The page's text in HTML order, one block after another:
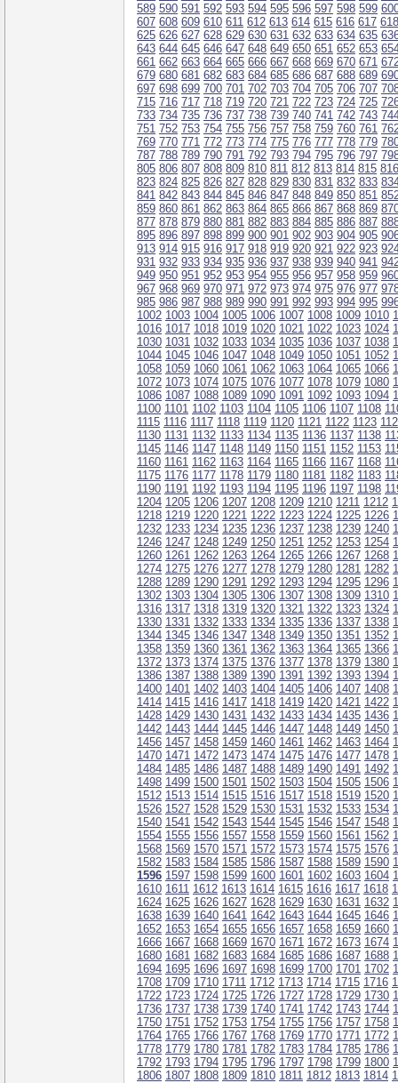
589 590 591 592 593 594 595 596 597 598 599
607 608 609 610 611 612 613 614 615 616 617 618
625 626 627 628 629 630 631 632 633 634 635
643 644 645 646 647 648 649 650 651 652 653
661 662 663 664 665 666 667 668 669 670 671
679 680 681 682 683 684 685 686 687 688 689
697 698 699 700 701 702 703 704 705 706 707
715 716 717 718 719 720 721 722 723 724 725
733 734 735 736 737 738 739 740 741 742 743
751 752 753 754 755 756 757 758 759 760 761
769 770 771 772 773 774 775 776 777 778 779
787 788 789 790 791 792 793 794 795 796 797
805 806 807 808 809 810 811 812 813 814 815 816
823 824 825 826 827 828 829 830 831 832 833
841 842 843 844 845 846 847 848 849 850 851
859 860 861 862 863 864 865 866 867 868 869
877 878 879 880 881 882 883 884 885 886 887
895 896 897 898 899 900 901 902 903 904 905
913 914 915 916 917 918 919 920 921 922 923
931 932 933 934 935 936 937 938 939 940 941
949 950 951 952 953 954 955 956 957 958 959
967 968 969 970 971 972 973 974 975 976 977
985 986 987 988 989 990 991 992 993 994 995
1002 1003 1004 1005 1006 1007 1008 1009 1010
1016 1017 1018 1019 1020 1021 1022 1023 1024
1030 1031 1032 1033 1034 1035 1036 1037 1038
1044 1045 1046 1047 1048 1049 1050 1051 1052
1058 1059 1060 1061 1062 1063 1064 1065 1066
1072 1073 1074 1075 1076 1077 1078 1079 1080
1086 1087 1088 1089 1090 1091 1092 1093 1094
1100 1101 1102 1103 1104 1105 1106 1107 1108
1115 1116 1117 1118 1119 1120 1121 1122 1123
1130 1131 1132 1133 1134 1135 1136 1137 1138
1145 1146 1147 1148 1149 1150 1151 1152 1153
1160 1161 1162 1163 1164 1165 1166 1167 1168
1175 1176 1177 1178 1179 1180 1181 1182 1183
1190 1191 1192 1193 1194 1195 1196 1197 1198
1204 1205 1206 1207 1208 1209 1210 1211 1212
1218 1219 1220 1221 1222 1223 1224 1225 1226
1232 1233 1234 1235 1236 1237 1238 1239 1240
1246 1247 1248 1249 1250 1251 1252 1253 1254
1260 1261 1262 1263 1264 1265 1266 1267 1268
1274 1275 1276 1277 1278 1279 1280 1281 1282
1288 1289 1290 1291 1292 1293 1294 1295 1296
1302 1303 1304 1305 1306 1307 1308 1309 1310
1316 1317 1318 1319 1320 1321 1322 1323 1324
1330 1331 1332 1333 1334 1335 1336 1337 1338
1344 1345 1346 1347 1348 1349 1350 1351 1352
1358 1359 1360 1361 1362 1363 1364 1365 1366
1372 1373 1374 1375 1376 1377 1378 1379 1380
1386 1387 1388 1389 1390 1391 1392 1393 1394
1400 1401 1402 1403 1404 1405 1406 1407 1408
1414 1415 1416 1417 1418 1419 1420 1421 1422
1428 1429 1430 1431 1432 1433 1434 1435 1436
1442 1443 1444 1445 1446 1447 1448 1449 1450
1456 1457 1458 1459 1460 1461 1462 1463 1464
1470 1471 1472 1473 1474 1475 1476 1477 1478
1484 1485 1486 1487 1488 1489 1490 1491 1492
1498 1499 1500 1501 1502 1503 1504 1505 1506
1512 1513 1514 1515 1516 1517 1518 1519 1520
1526 1527 1528 1529 1530 1531 1532 1533 1534
1540 1541 1542 1543 1544 1545 1546 1547 1548
1554 1555 1556 1557 1558 1559 1560 1561 1562
1568 1569 1570 1571 1572 1573 1574 1575 1576
1582 1583 1584 1585 1586 1587 1588 1589 1590
1596 1597 1598 1599 1600 1601 1602 1603 1604
1610 1611 1612 1613 1614 1615 1616 1617 1618
1624 1625 1626 1627 1628 1629 1630 1631 1632
1638 1639 1640 1641 1642 1643 1644 1645 1646
1652 1653 1654 1655 1656 1657 1658 1659 1660
1666 1667 1668 1669 1670 1671 1672 1673 1674
1680 1681 1682 1683 1684 1685 1686 1687 1688
1694 1695 1696 1697 1698 1699 1700 1701 1702
1708 1709 1710 1711 1712 1713 1714 1715 1716
1722 1723 1724 1725 1726 1727 1728 1729 1730
1736 1737 1738 1739 1740 1741 1742 1743 1744
1750 1751 1752 1753 1754 1755 1756 1757 1758
1764 1765 1766 1767 1768 1769 1770 1771 1772
1778 1779 1780 1781 1782 1783 1784 1785 1786
1792 1793 1794 1795 1796 1797 1798 1799 1800
1806 1807 1808 1809 1810 1811 1812 1813 1814